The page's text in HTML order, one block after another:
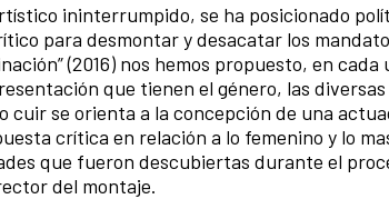
ininterrumpido, se ha posicionado
para desmontar y desacatar los
(2016) nos hemos propuesto, en cada
que tienen el género, las
cuir se orienta a la concepción de una
crítica en relación a lo femenino y lo
que fueron descubiertas durante el
del montaje.